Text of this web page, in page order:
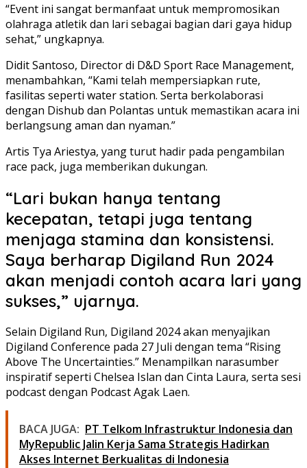
“Event ini sangat bermanfaat untuk mempromosikan
olahraga atletik dan lari sebagai bagian dari gaya hidup
sehat,” ungkapnya.
Didit Santoso, Director di D&D Sport Race Management,
menambahkan, “Kami telah mempersiapkan rute,
fasilitas seperti water station. Serta berkolaborasi
dengan Dishub dan Polantas untuk memastikan acara ini
berlangsung aman dan nyaman.”
Artis Tya Ariestya, yang turut hadir pada pengambilan
race pack, juga memberikan dukungan.
“Lari bukan hanya tentang
kecepatan, tetapi juga tentang
menjaga stamina dan konsistensi.
Saya berharap Digiland Run 2024
akan menjadi contoh acara lari yang
sukses,” ujarnya.
Selain Digiland Run, Digiland 2024 akan menyajikan
Digiland Conference pada 27 Juli dengan tema “Rising
Above The Uncertainties.” Menampilkan narasumber
inspiratif seperti Chelsea Islan dan Cinta Laura, serta sesi
podcast dengan Podcast Agak Laen.
BACA JUGA: PT Telkom Infrastruktur Indonesia dan
MyRepublic Jalin Kerja Sama Strategis Hadirkan
Akses Internet Berkualitas di Indonesia